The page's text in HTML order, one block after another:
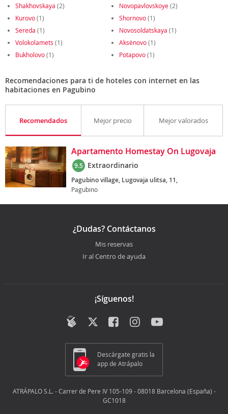
Shakhovskaya (2) Novopavlovskoye(2)
Kurovo(1) Shornovo(1)
Sereda (1) Novosoldatskaya (1)
Volokolamets (1) Aksënovo(1)
Bukholovo(1) Potapovo(1)
Recomendaciones para ti de hoteles con internet en las
habitaciones en Pagubino
Recomendados Mejor precio Mejor valorados
Apartamento Homestay On Lugovaja
9.5 Extraordinario
Pagubino village, Lugovaja ulitsa, 11,
Pagubino
¿Dudas? Contáctanos
Mis reservas
Ir al Centro de ayuda
¡Síguenos!
Descárgate gratis la
app de Atrápalo
ATRÁPALO S.L. - Carrer de Pere IV 105-109 - 08018 Barcelona (España) -
GC1018